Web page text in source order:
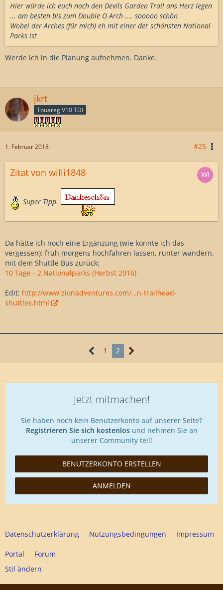
Hier würde ich euch noch den Devils Garden Trail ans Herz legen
... am besten bis zum Double O Arch .... sooooo schön
Wobei der Arches (für mich) eh mit einer der schönsten National
Parks ist
Werde ich in die Planung aufnehmen. Danke.
jkrt
Touareg V10 TDI
1. Februar 2018 #25
Zitat von willi1848
Super Tipp.
Da hätte ich noch eine Ergänzung (wie konnte ich das
vergessen): früh morgens hochfahren lassen, runter wandern,
mit dem Shuttle Bus zurück:
10 Tage - 2 Nationalparks (Herbst 2016)
Edit: http://www.zionadventures.com/…n-trailhead-
shuttles.html
1 2
Jetzt mitmachen!
Sie haben noch kein Benutzerkonto auf unserer Seite?
Registrieren Sie sich kostenlosund nehmen Sie an
unserer Community teil!
BENUTZERKONTO ERSTELLEN
ANMELDEN
Stil ändern
Datenschutzerklärung Nutzungsbedingungen Impressum
Portal Forum